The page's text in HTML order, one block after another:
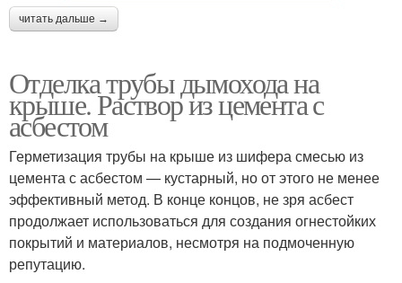
читать дальше →
Отделка трубы дымохода на
крыше. Раствор из цемента с
асбестом
Герметизация трубы на крыше из шифера смесью из
цемента с асбестом — кустарный, но от этого не менее
эффективный метод. В конце концов, не зря асбест
продолжает использоваться для создания огнестойких
покрытий и материалов, несмотря на подмоченную
репутацию.